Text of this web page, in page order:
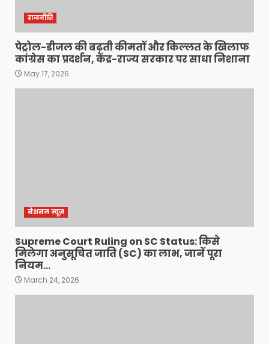
राजनीति
पेट्रोल-डीजल की बढ़ती कीमतों और किल्लत के खिलाफ
कांग्रेस का प्रदर्शन, केंद्र-राज्य सरकार पर साधा निशाना
May 17, 2026
नेशनल न्यूज़
Supreme Court Ruling on SC Status: किसे
मिलेगा अनुसूचित जाति (SC) का लाभ, जानें पूरा
नियम…
March 24, 2026